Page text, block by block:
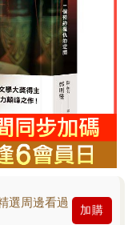
選周邊看過
加購